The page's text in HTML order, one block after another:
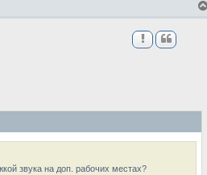
звука на доп. рабочих местах?